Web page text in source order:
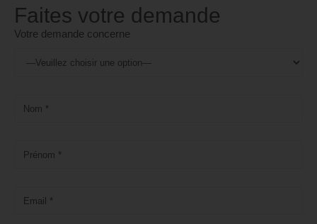
Faites votre demande
Votre demande concerne